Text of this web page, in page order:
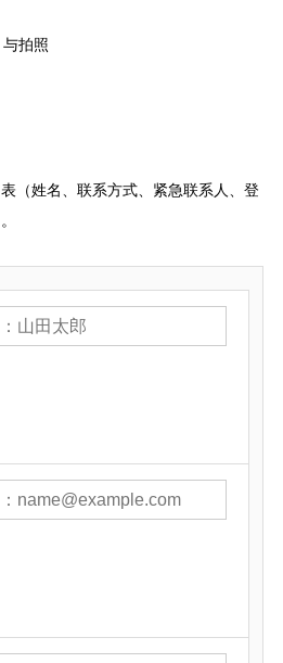
拍照
（姓名、联系方式、紧急联系人、登